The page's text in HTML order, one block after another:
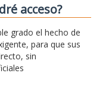
acceso?
grado el hecho de
para que sus
sin